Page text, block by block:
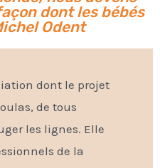
dont les bébés
Odent
dont le projet
de tous
les lignes. Elle
de la